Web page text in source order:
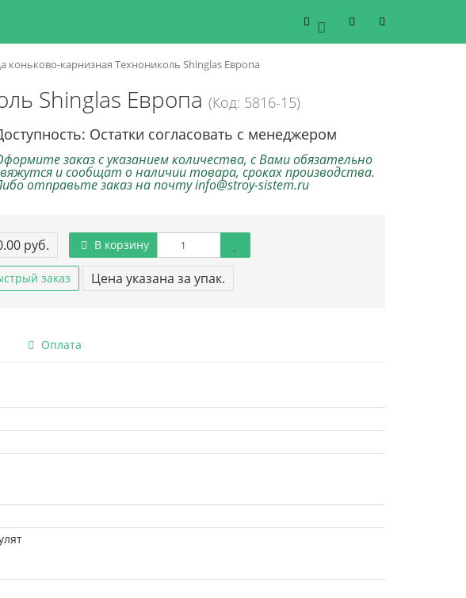
0
коньково-карнизная Технониколь Shinglas Европа
Shinglas Европа (Код: 5816-15)
Остатки согласовать с менеджером
заказ с указанием количества, с Вами обязательно
и сообщат о наличии товара, сроках производства.
отправьте заказ на почту info@stroy-sistem.ru
руб. В корзину
заказ Цена указана за упак.
Оплата